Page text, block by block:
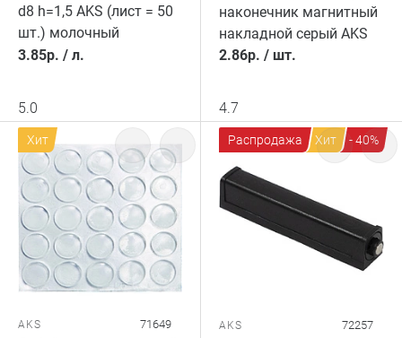
d8 h=1,5 AKS (лист = 50
шт.) молочный
3.85р. / л.
5.0
наконечник магнитный
накладной серый AKS
2.86р. / шт.
4.7
Хит
AKS 71649
Распродажа Хит - 40%
AKS 72257